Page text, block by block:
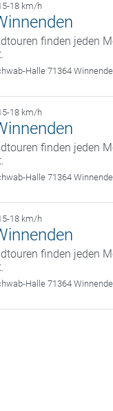
18 km/h
finden jeden
Halle 71364
18 km/h
finden jeden
Halle 71364
18 km/h
finden jeden
Halle 71364